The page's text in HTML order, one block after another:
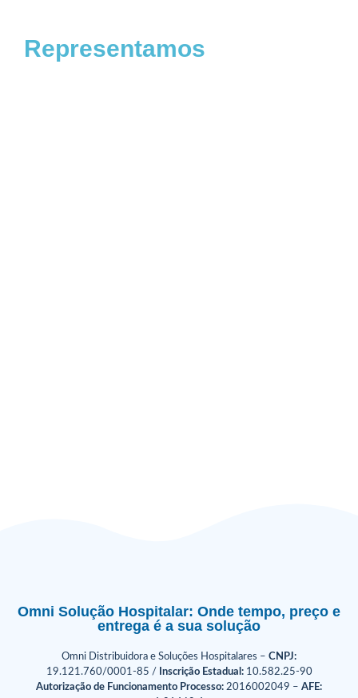
Representamos
Omni Solução Hospitalar: Onde tempo, preço e
entrega é a sua solução
Omni Distribuidora e Soluções Hospitalares – CNPJ:
19.121.760/0001-85 /
Inscrição Estadual:10.582.25-90
Autorização de Funcionamento Processo: 2016002049 – AFE: